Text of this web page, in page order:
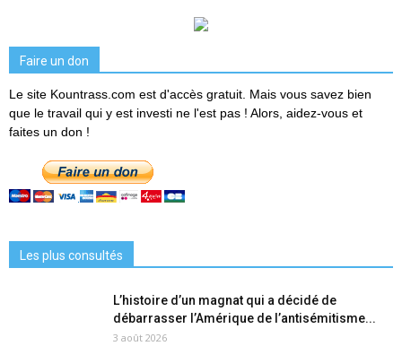
Faire un don
Le site Kountrass.com est d'accès gratuit. Mais vous savez bien
que le travail qui y est investi ne l'est pas ! Alors, aidez-vous et
faites un don !
Les plus consultés
L’histoire d’un magnat qui a décidé de
débarrasser l’Amérique de l’antisémitisme...
3 août 2026